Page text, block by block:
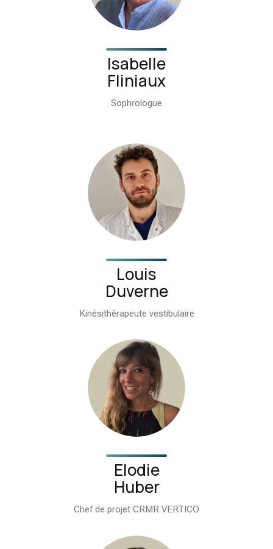
Isabelle
Fliniaux
Sophrologue
Louis
Duverne
Kinésithérapeute vestibulaire
Elodie
Huber
Chef de projet CRMR VERTICO